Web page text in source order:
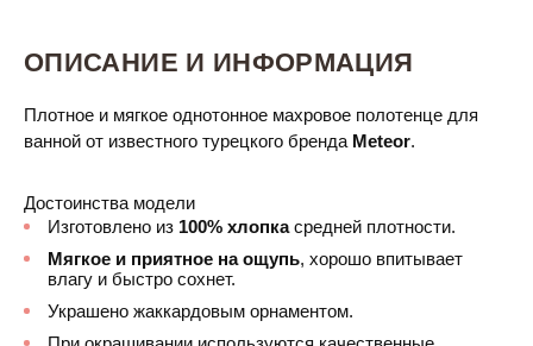
ОПИСАНИЕ И ИНФОРМАЦИЯ
Плотное и мягкое однотонное махровое полотенце для
ванной от известного турецкого бренда Meteor.
Достоинства модели
Изготовлено из 100% хлопкасредней плотности.
Мягкое и приятное на ощупь, хорошо впитывает
влагу и быстро сохнет.
Украшено жаккардовым орнаментом.